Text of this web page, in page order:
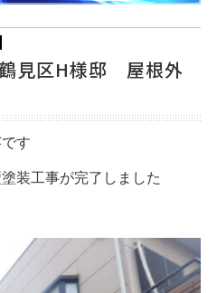
392-4936
～19：00
鶴見区H様邸 屋根外
す
装工事が完了しました